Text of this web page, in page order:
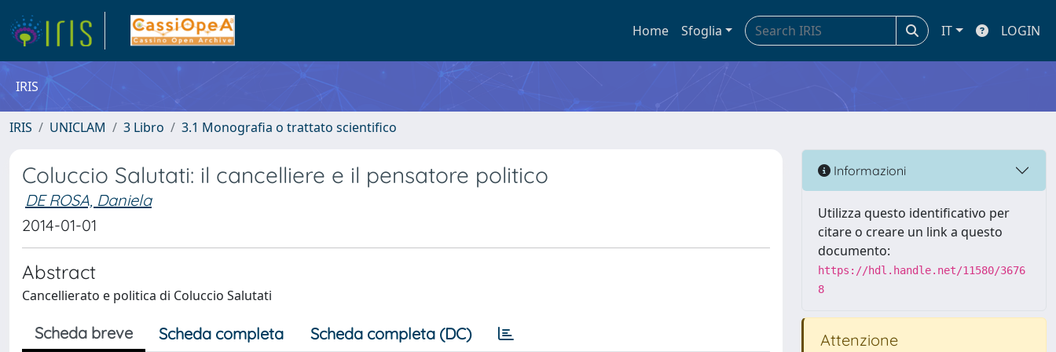
Home Sfoglia IT LOGIN
IRIS
IRIS UNICLAM 3 Libro 3.1 Monografia o trattato scientifico
Coluccio Salutati: il cancelliere e il pensatore politico
DE ROSA, Daniela
2014-01-01
Abstract
Cancellierato e politica di Coluccio Salutati
Scheda breve Scheda completa Scheda completa (DC)
Informazioni
Utilizza questo identificativo per
citare o creare un link a questo
documento:
https://hdl.handle.net/11580/3676
8
Attenzione